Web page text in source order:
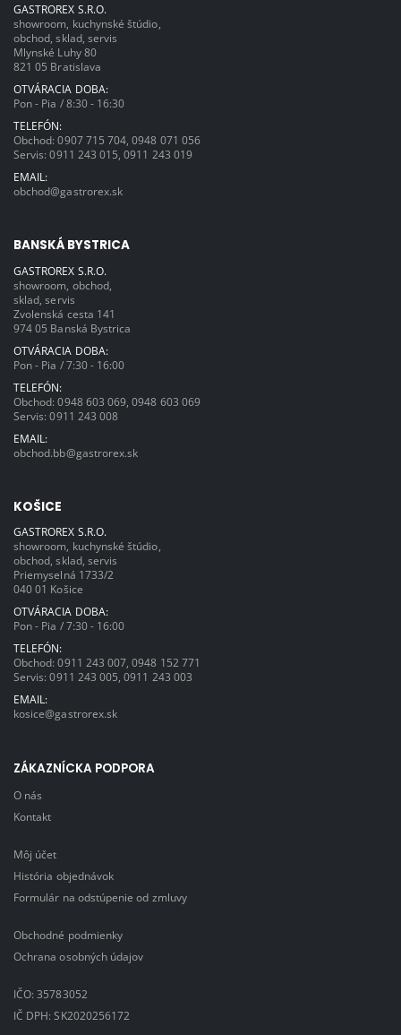
GASTROREX S.R.O.
showroom, kuchynské štúdio,
obchod, sklad, servis
Mlynské Luhy 80
821 05 Bratislava
OTVÁRACIA DOBA:
Pon - Pia / 8:30 - 16:30
TELEFÓN:
Obchod:0907 715 704 ,0948 071 056
Servis:0911 243 015 ,0911 243 019
EMAIL:
obchod@gastrorex.sk
BANSKÁ BYSTRICA
GASTROREX S.R.O.
showroom, obchod,
sklad, servis
Zvolenská cesta 141
974 05 Banská Bystrica
OTVÁRACIA DOBA:
Pon - Pia / 7:30 - 16:00
TELEFÓN:
Obchod:0948 603 069 ,0948 603 069
Servis:0911 243 008
EMAIL:
obchod.bb@gastrorex.sk
KOŠICE
GASTROREX S.R.O.
showroom, kuchynské štúdio,
obchod, sklad, servis
Priemyselná 1733/2
040 01 Košice
OTVÁRACIA DOBA:
Pon - Pia / 7:30 - 16:00
TELEFÓN:
Obchod:0911 243 007,0948 152 771
Servis:0911 243 005,0911 243 003
EMAIL:
kosice@gastrorex.sk
ZÁKAZNÍCKA PODPORA
O nás
Kontakt
Môj účet
História objednávok
Formulár na odstúpenie od zmluvy
Obchodné podmienky
Ochrana osobných údajov
IČO: 35783052
IČ DPH: SK2020256172